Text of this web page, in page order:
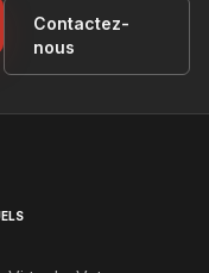
Contactez-
nous